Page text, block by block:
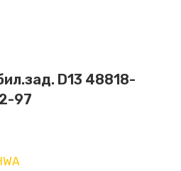
D13 48818-
97